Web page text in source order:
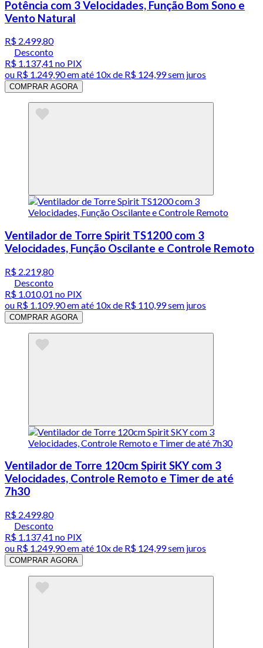
Potência com 3 Velocidades, Função Bom Sono e
Vento Natural
R$ 2.499,80
Desconto
R$ 1.137,41 no PIX
ou R$ 1.249,90em até 10x de R$ 124,99 sem juros
COMPRAR AGORA
Ventilador de Torre Spirit TS1200 com 3
Velocidades, Função Oscilante e Controle Remoto
R$ 2.219,80
Desconto
R$ 1.010,01 no PIX
ou R$ 1.109,90em até 10x de R$ 110,99 sem juros
COMPRAR AGORA
Ventilador de Torre 120cm Spirit SKY com 3
Velocidades, Controle Remoto e Timer de até
7h30
R$ 2.499,80
Desconto
R$ 1.137,41 no PIX
ou R$ 1.249,90em até 10x de R$ 124,99 sem juros
COMPRAR AGORA